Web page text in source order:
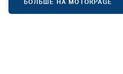
БОЛЬШЕ НА MOTORPAGE